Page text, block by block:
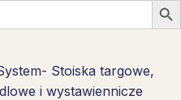
Stoiska targowe,
i wystawiennicze